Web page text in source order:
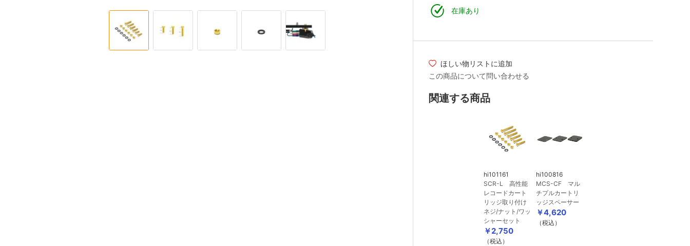
在庫あり
ほしい物リストに追加
この商品について問い合わせる
関連する商品
hi101161
SCR-L 高性能
レコードカート
リッジ取り付け
ネジ/ナット/ワッ
シャーセット
￥2,750
（税込）
hi100816
MCS-CF マル
チプルカートリ
ッジスペーサー
￥4,620
（税込）